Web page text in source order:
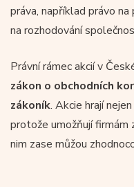
práva, například právo
na rozhodování
Právní rámec akcií v
zákon o obchodních
zákoník. Akcie hrají
protože umožňují
nim zase můžou